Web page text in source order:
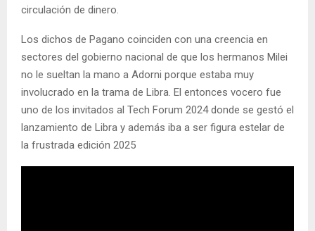
circulación de dinero.
Los dichos de Pagano coinciden con una creencia en
sectores del gobierno nacional de que los hermanos Milei
no le sueltan la mano a Adorni porque estaba muy
involucrado en la trama de Libra. El entonces vocero fue
uno de los invitados al Tech Forum 2024 donde se gestó el
lanzamiento de Libra y además iba a ser figura estelar de
la frustrada edición 2025